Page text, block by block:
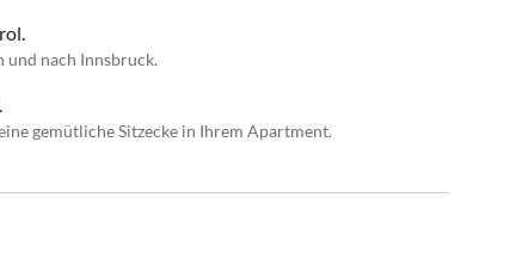
und nach Innsbruck.
gemütliche Sitzecke in Ihrem Apartment.